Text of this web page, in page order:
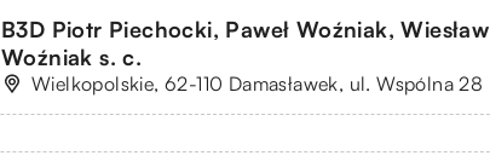
B3D Piotr Piechocki, Paweł Woźniak, Wiesław
Woźniak s. c.
Wielkopolskie, 62-110 Damasławek, ul. Wspólna 28